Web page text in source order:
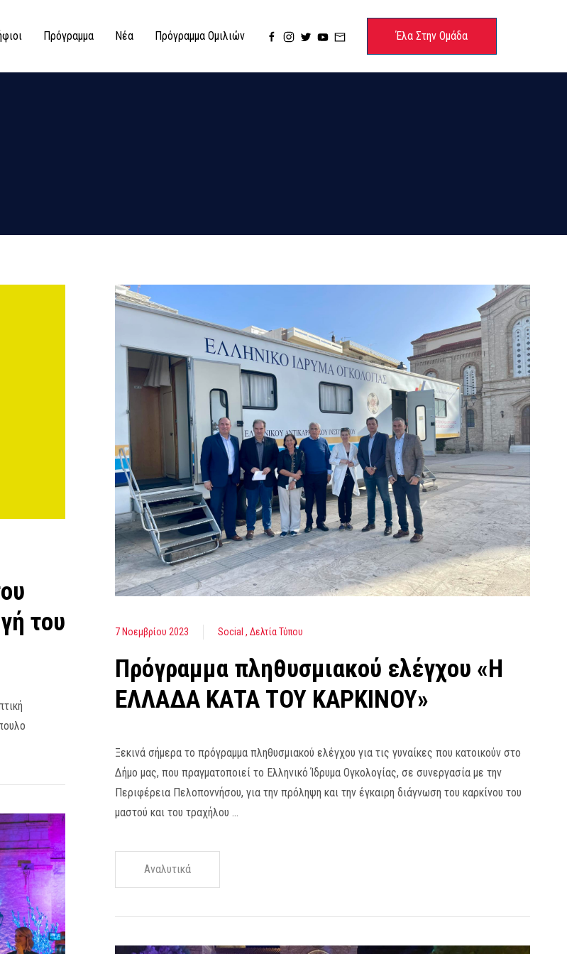
Πρόγραμμα Νέα Πρόγραμμα Ομιλιών Έλα Στην Ομάδα
του
7 Νοεμβρίου 2023 Social Δελτία Τύπου
Πρόγραμμα πληθυσμιακού ελέγχου «Η
ΕΛΛΑΔΑ ΚΑΤΑ ΤΟΥ ΚΑΡΚΙΝΟΥ»
Ξεκινά σήμερα το πρόγραμμα πληθυσμιακού ελέγχου για τις γυναίκες που κατοικούν στο
Δήμο μας, που πραγματοποιεί το Ελληνικό Ίδρυμα Ογκολογίας, σε συνεργασία με την
Περιφέρεια Πελοποννήσου, για την πρόληψη και την έγκαιρη διάγνωση του καρκίνου του
μαστού και του τραχήλου …
Αναλυτικά